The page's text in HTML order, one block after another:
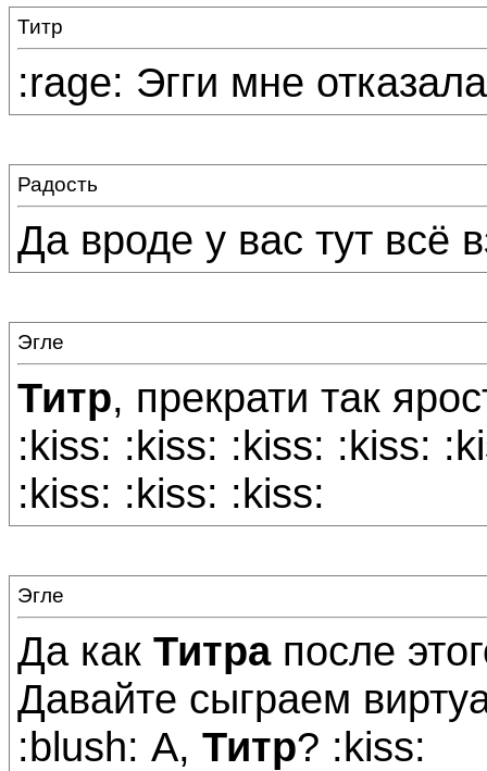
Титр
:rage: Эгги мне
Радость
Да вроде у вас тут всё
Эгле
Титр, прекрати так
:kiss: :kiss: :kiss: :kiss:
:kiss: :kiss: :kiss:
Эгле
Да как Титрапосле
Давайте сыграем
:blush: А, Титр? :kiss: